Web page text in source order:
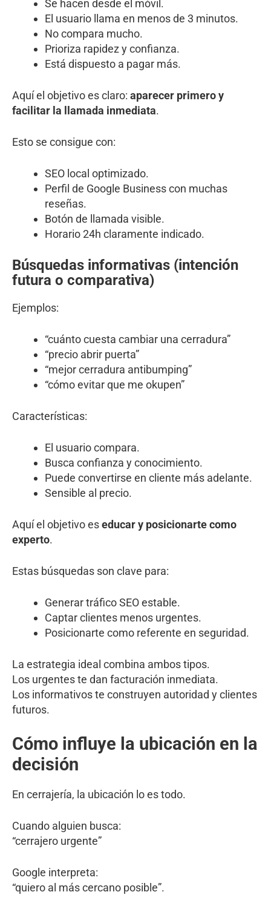
Se hacen desde el móvil.
El usuario llama en menos de 3 minutos.
No compara mucho.
Prioriza rapidez y confianza.
Está dispuesto a pagar más.
Aquí el objetivo es claro: aparecer primero y
facilitar la llamada inmediata.
Esto se consigue con:
SEO local optimizado.
Perfil de Google Business con muchas
reseñas.
Botón de llamada visible.
Horario 24h claramente indicado.
Búsquedas informativas (intención
futura o comparativa)
Ejemplos:
“cuánto cuesta cambiar una cerradura”
“precio abrir puerta”
“mejor cerradura antibumping”
“cómo evitar que me okupen”
Características:
El usuario compara.
Busca confianza y conocimiento.
Puede convertirse en cliente más adelante.
Sensible al precio.
Aquí el objetivo eseducar y posicionarte como
experto.
Estas búsquedas son clave para:
Generar tráfico SEO estable.
Captar clientes menos urgentes.
Posicionarte como referente en seguridad.
La estrategia ideal combina ambos tipos.
Los urgentes te dan facturación inmediata.
Los informativos te construyen autoridad y clientes
futuros.
Cómo influye la ubicación en la
decisión
En cerrajería, la ubicación lo es todo.
Cuando alguien busca:
“cerrajero urgente”
Google interpreta:
“quiero al más cercano posible”.